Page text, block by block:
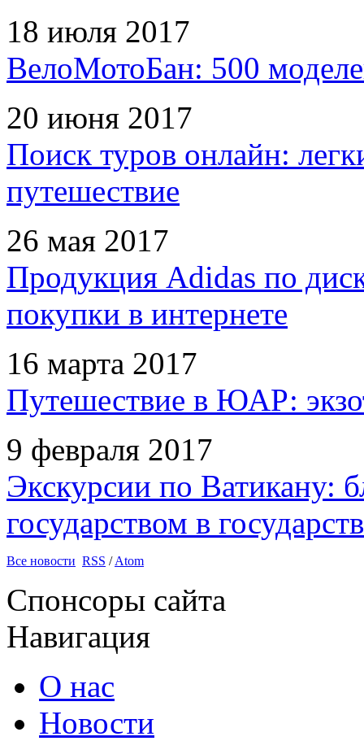
18 июля 2017
ВелоМотоБан: 500
20 июня 2017
Поиск туров онлайн:
путешествие
26 мая 2017
Продукция Adidas по
покупки в интернете
16 марта 2017
Путешествие в ЮАР:
9 февраля 2017
Экскурсии по Ватикану:
государством в
Все новости RSS /Atom
Спонсоры сайта
Навигация
О нас
Новости